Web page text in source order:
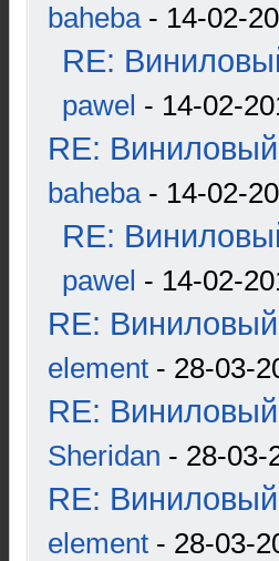
baheba- 14-02-
RE:
pawel - 14-02-
RE: Виниловый
baheba- 14-02-
RE:
pawel - 14-02-
RE: Виниловый
element - 28-03-
RE: Виниловый
Sheridan - 28-03-
RE: Виниловый
element - 28-03-